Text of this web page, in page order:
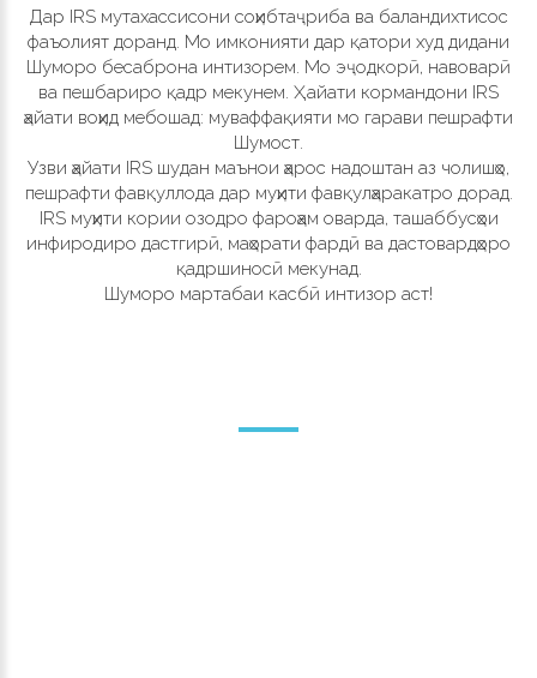
Дар IRS мутахассисони соҳибтаҷриба ва баландихтисос
фаъолият доранд. Мо имконияти дар қатори худ дидани
Шуморо бесаброна интизорем. Мо эҷодкорӣ, навоварӣ
ва пешбариро қадр мекунем. Ҳайати кормандони IRS
ҳайати воҳид мебошад: муваффақияти мо гарави пешрафти
Шумост.
Узви ҳайати IRS шудан маънои ҳарос надоштан аз чолишҳо,
пешрафти фавқуллода дар муҳити фавқулҳаракатро дорад.
IRS муҳити кории озодро фароҳам оварда, ташаббусҳои
инфиродиро дастгирӣ, маҳорати фардӣ ва дастовардҳоро
қадршиносӣ мекунад.
Шуморо мартабаи касбӣ интизор аст!